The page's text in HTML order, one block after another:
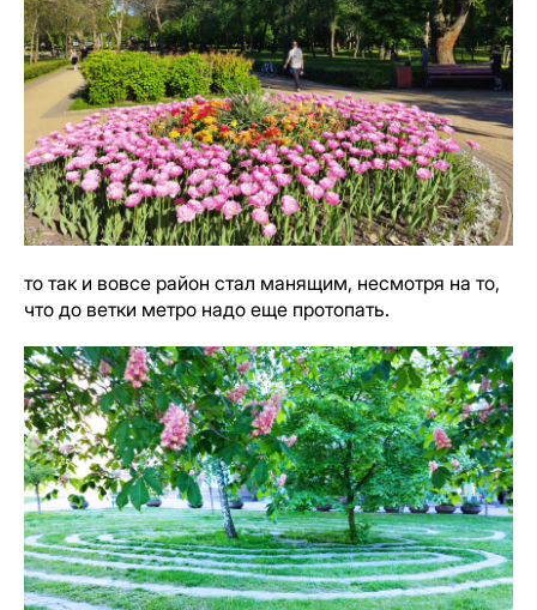
то так и вовсе район стал манящим, несмотря на то,
что до ветки метро надо еще протопать.